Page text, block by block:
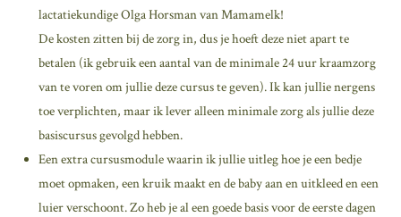
lactatiekundige Olga Horsman van Mamamelk!
De kosten zitten bij de zorg in, dus je hoeft deze niet apart te
betalen (ik gebruik een aantal van de minimale 24 uur kraamzorg
van te voren om jullie deze cursus te geven). Ik kan jullie nergens
toe verplichten, maar ik lever alleen minimale zorg als jullie deze
basiscursus gevolgd hebben.
Een extra cursusmodule waarin ik jullie uitleg hoe je een bedje
moet opmaken, een kruik maakt en de baby aan en uitkleed en een
luier verschoont. Zo heb je al een goede basis voor de eerste dagen